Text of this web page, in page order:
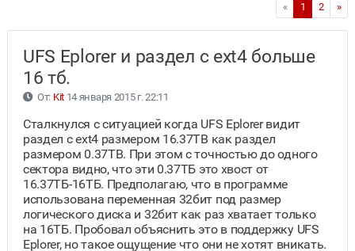
« 1 2 »
UFS Eplorer и раздел с ext4 больше
16 тб.
От: Kit14 января 2015 г. 22:11
Сталкнулся с ситуацией когда UFS Eplorer видит
раздел с ext4 размером 16.37TB как раздел
размером 0.37TB. При этом с точностью до одного
сектора видно, что эти 0.37ТБ это хвост от
16.37ТБ-16ТБ. Предполагаю, что в программе
использована переменная 32бит под размер
логического диска и 32бит как раз хватает только
на 16ТБ. Пробовал объяснить это в поддержку UFS
Eplorer, но такое ощущение что они не хотят вникать.